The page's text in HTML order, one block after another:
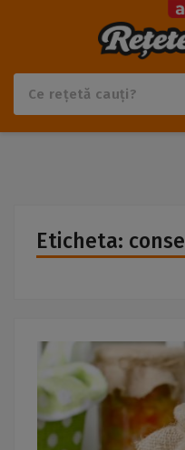
Eticheta: